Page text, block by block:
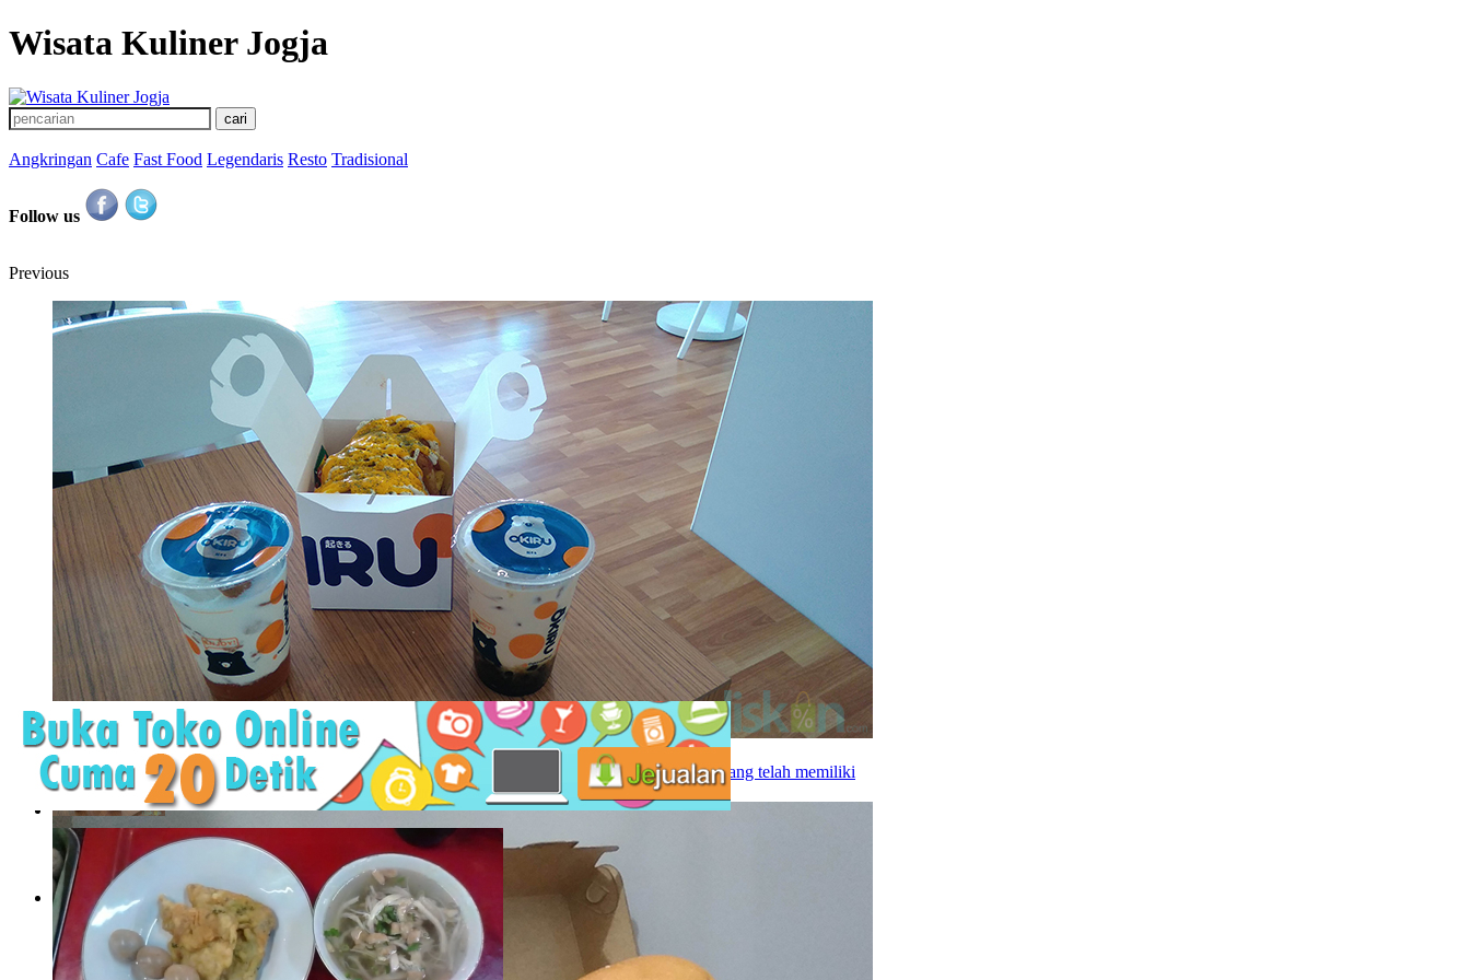
Wisata Kuliner Jogja
Angkringan Cafe Fast Food Legendaris Resto Tradisional
Follow us
Previous
Okiru, Jujugan Baru Pecinta Boba dan Toast
Bencana Corona yang dimulai awal Maret ini memang tidak pernah ada yang menduga. Semua orang telah memiliki
berbagai rencana. Sebagian ..
Okiru, Jujugan Baru Pecinta
Boba dan Toast
Bencana Corona yang dimulai awal ..
The Rock Burger, Burger
Baru yang Mengguncang